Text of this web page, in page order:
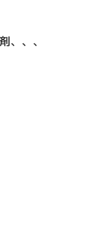
、、、